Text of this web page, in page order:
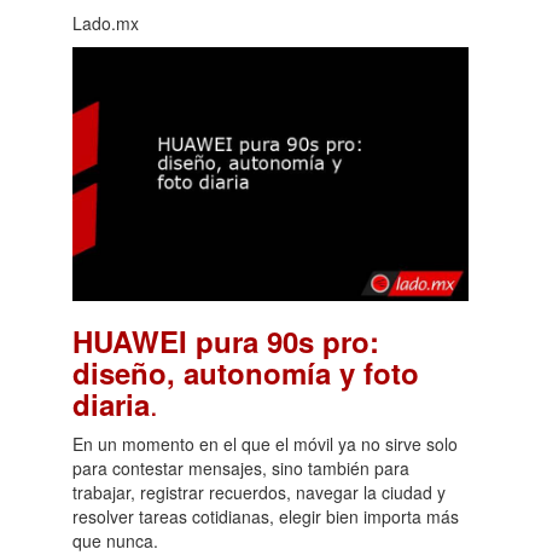
Lado.mx
HUAWEI pura 90s pro:
diseño, autonomía y foto
diaria.
En un momento en el que el móvil ya no sirve solo
para contestar mensajes, sino también para
trabajar, registrar recuerdos, navegar la ciudad y
resolver tareas cotidianas, elegir bien importa más
que nunca.